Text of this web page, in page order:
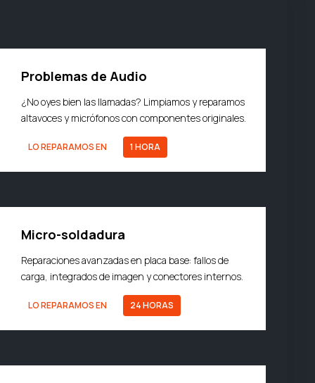
Problemas de Audio
¿No oyes bien las llamadas? Limpiamos y reparamos
altavoces y micrófonos con componentes originales.
LO REPARAMOS EN 1 HORA
Micro-soldadura
Reparaciones avanzadas en placa base: fallos de
carga, integrados de imagen y conectores internos.
LO REPARAMOS EN 24 HORAS